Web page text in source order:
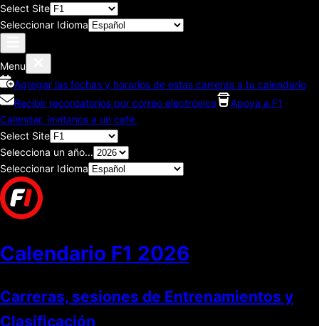
Select Site
Seleccionar Idioma
Menu
Agregar las fechas y horarios de estas carreras a tu calendario
Recibir recordatorios por correo electrónico
Apoya a F1
Calendar, invítanos a un café.
Select Site
Selecciona un año...
Seleccionar Idioma
Calendario F1 2026
Carreras, sesiones de Entrenamientos y
Clasificación